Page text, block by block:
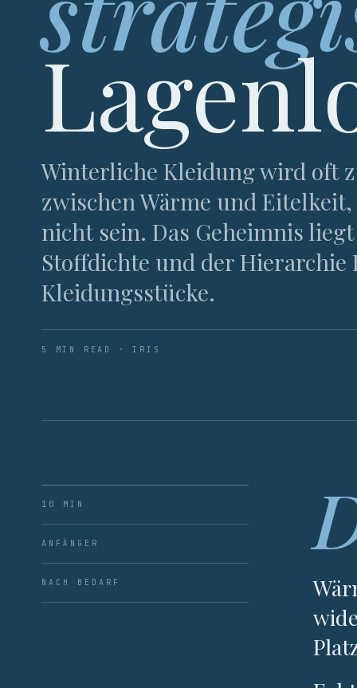
Winterliche Kleidung wird oft
zwischen Wärme und Eitelkeit,
nicht sein. Das Geheimnis
Stoffdichte und der Hierarchie
Kleidungsstücke.
5 MIN READ · IRIS
10 MIN
ANFÄNGER
NACH BEDARF